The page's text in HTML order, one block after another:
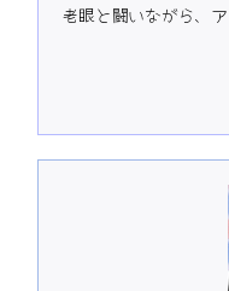
老眼と闘いながら、